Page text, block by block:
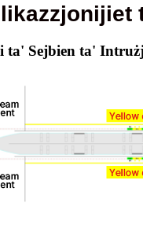
ta' Sejbien ta'